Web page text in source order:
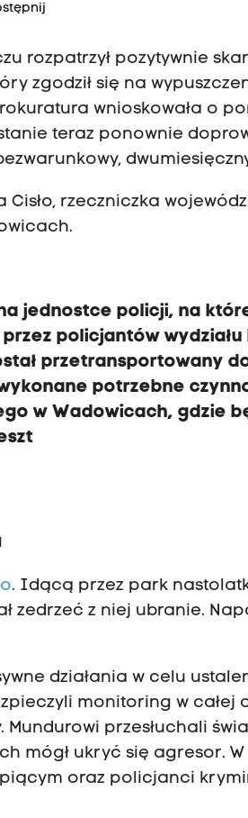
rozpatrzył pozytywnie
zgodził się na
wnioskowała o
teraz ponownie
rzeczniczka
jednostce policji, na
policjantów
przetransportowany
potrzebne
w Wadowicach, gdzie
. Idącą przez park
zedrzeć z niej ubranie.
działania w celu
monitoring w całej
przesłuchali
mógł ukryć się agresor.
oraz policjanci